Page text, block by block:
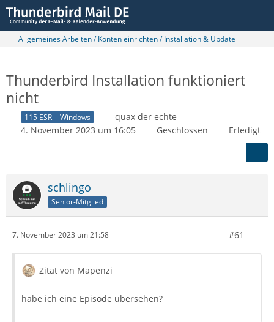
Allgemeines Arbeiten / Konten einrichten / Installation & Update
Thunderbird Installation funktioniert
nicht
115 ESR Windows
quax der echte
4. November 2023 um 16:05
Geschlossen Erledigt
schlingo
Senior-Mitglied
7. November 2023 um 21:58 #61
Zitat von Mapenzi
habe ich eine Episode übersehen?